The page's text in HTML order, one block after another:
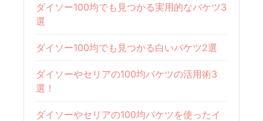
ダイソー100均でも見つかる実用的なバケツ3
選
ダイソー100均でも見つかる白いバケツ2選
ダイソーやセリアの100均バケツの活用術3
選！
ダイソーやセリアの100均バケツを使ったイ